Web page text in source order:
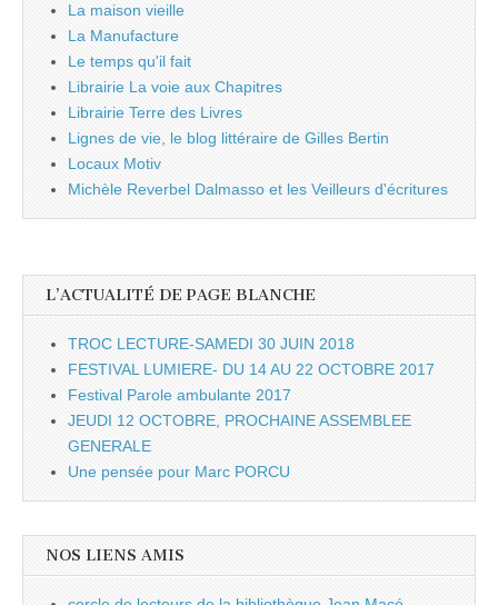
La maison vieille
La Manufacture
Le temps qu'il fait
Librairie La voie aux Chapitres
Librairie Terre des Livres
Lignes de vie, le blog littéraire de Gilles Bertin
Locaux Motiv
Michèle Reverbel Dalmasso et les Veilleurs d'écritures
L’ACTUALITÉ DE PAGE BLANCHE
TROC LECTURE-SAMEDI 30 JUIN 2018
FESTIVAL LUMIERE- DU 14 AU 22 OCTOBRE 2017
Festival Parole ambulante 2017
JEUDI 12 OCTOBRE, PROCHAINE ASSEMBLEE
GENERALE
Une pensée pour Marc PORCU
NOS LIENS AMIS